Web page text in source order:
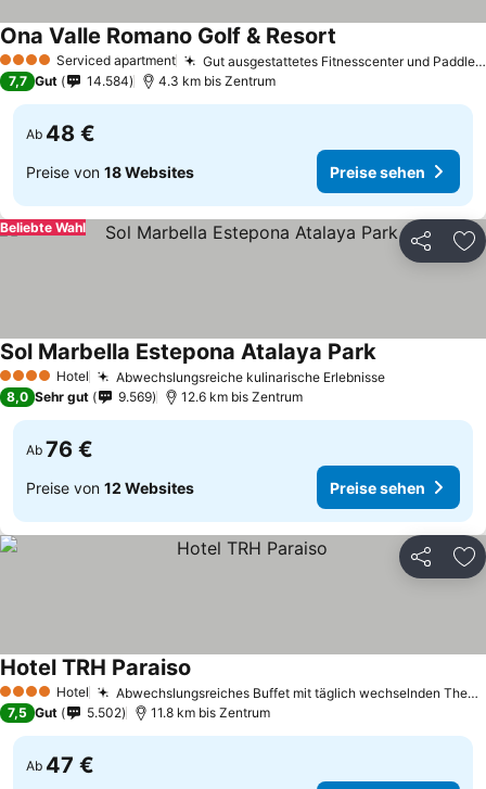
4 Sterne Serviced apartment Gut ausgestattetes Fitnesscenter und Paddle-Tennisplätze
Ona Valle Romano Golf & Resort
7,7 Gut 14.584 4.3 km bis Zentrum
Ab 48 €
Preise von 18 Websites Preise sehen
Teilen
Beliebte Wahl
4 Sterne Hotel Abwechslungsreiche kulinarische Erlebnisse
Sol Marbella Estepona Atalaya Park
8,0 Sehr gut 9.569 12.6 km bis Zentrum
Ab 76 €
Preise von 12 Websites Preise sehen
Teilen
4 Sterne Hotel Abwechslungsreiches Buffet mit täglich wechselnden Themen
Hotel TRH Paraiso
7,5 Gut 5.502 11.8 km bis Zentrum
Ab 47 €